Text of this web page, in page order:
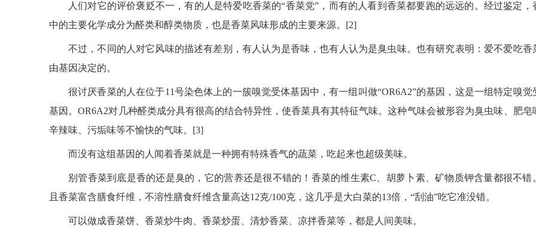
人们对它的评价褒贬不一，有的人是特爱吃香菜的“香菜党”，而有的人看到香菜都要跑的远远的。经过鉴定，
中的主要化学成分为醛类和醇类物质，也是香菜风味形成的主要来源。[2]
不过，不同的人对它风味的描述有差别，有人认为是香味，也有人认为是臭虫味。也有研究表明：爱不爱吃香
由基因决定的。
很讨厌香菜的人在位于11号染色体上的一簇嗅觉受体基因中，有一组叫做“OR6A2”的基因，这是一组特定嗅觉
基因。OR6A2对几种醛类成分具有很高的结合特异性，使香菜具有其特征气味。这种气味会被形容为臭虫味、肥皂
辛辣味、污垢味等不愉快的气味。[3]
而没有这组基因的人闻着香菜就是一种拥有特殊香气的蔬菜，吃起来也超级美味。
别管香菜到底是香的还是臭的，它的营养还是很不错的！香菜的维生素C、胡萝卜素、矿物质钾含量都很不错
且香菜富含膳食纤维，不溶性膳食纤维含量高达12克/100克，这几乎是大白菜的13倍，“刮油”吃它准没错。
可以做成香菜饼、香菜炒牛肉、香菜炒蛋、清炒香菜、凉拌香菜等，都是人间美味。